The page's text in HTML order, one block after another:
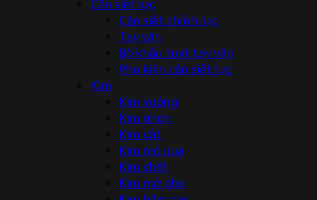
Cần siết lực
Cần siết chỉnh lực
Tay vặn
Bộ khẩu tuýt tay vặn
Phụ kiện cần siết lực
Kìm
Kìm vuông
Kìm nhọn
Kìm cắt
Kìm mỏ quạ
Kìm chết
Kìm mở phe